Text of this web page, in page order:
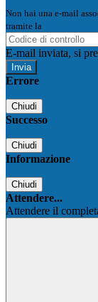
Non hai una e-mail
tramite la
E-mail inviata, si
Errore
Chiudi
Successo
Chiudi
Informazione
Chiudi
Attendere...
Attendere il